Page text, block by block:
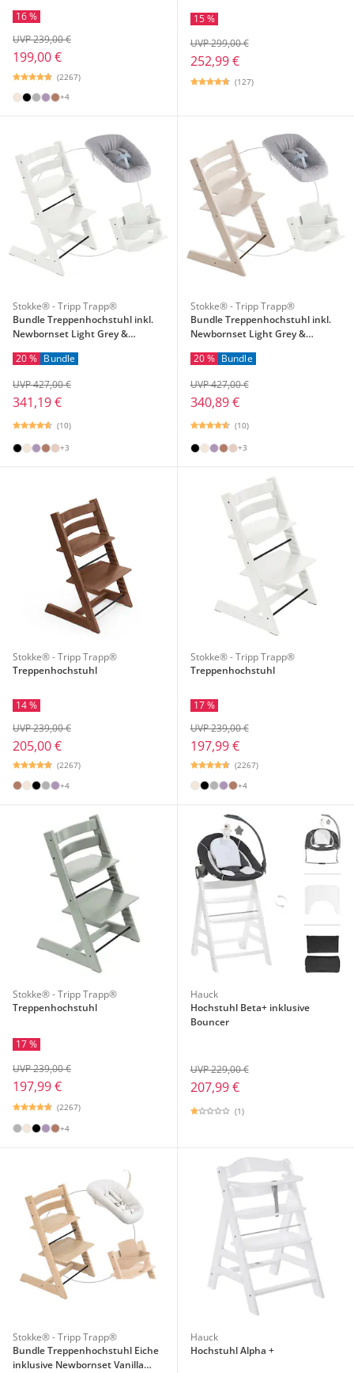
16 %
199,00 €
UVP 239,00 €
(2267)
+4
15 %
252,99 €
UVP 299,00 €
(127)
Stokke® - Tripp Trapp®
Bundle Treppenhochstuhl inkl.
Newbornset Light Grey &
20 % Bundle
341,19 €
UVP 427,00 €
(10)
+3
Stokke® - Tripp Trapp®
Bundle Treppenhochstuhl inkl.
Newbornset Light Grey &
20 % Bundle
340,89 €
UVP 427,00 €
(10)
+3
Stokke® - Tripp Trapp®
Treppenhochstuhl
14 %
205,00 €
UVP 239,00 €
(2267)
+4
Stokke® - Tripp Trapp®
Treppenhochstuhl
17 %
197,99 €
UVP 239,00 €
(2267)
+4
Stokke® - Tripp Trapp®
Treppenhochstuhl
17 %
197,99 €
UVP 239,00 €
(2267)
+4
Hauck
Hochstuhl Beta+ inklusive
Bouncer
207,99 €
UVP 229,00 €
(1)
Stokke® - Tripp Trapp®
Bundle Treppenhochstuhl Eiche
inklusive Newbornset Vanilla
Hauck
Hochstuhl Alpha +